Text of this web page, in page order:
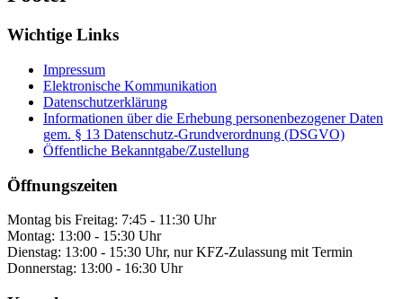
Wichtige Links
Impressum
Elektronische Kommunikation
Datenschutzerklärung
Informationen über die Erhebung personenbezogener Daten
gem. § 13 Datenschutz-Grundverordnung (DSGVO)
Öffentliche Bekanntgabe/Zustellung
Öffnungszeiten
Montag bis Freitag: 7:45 - 11:30 Uhr
Montag: 13:00 - 15:30 Uhr
Dienstag: 13:00 - 15:30 Uhr, nur KFZ-Zulassung mit Termin
Donnerstag: 13:00 - 16:30 Uhr